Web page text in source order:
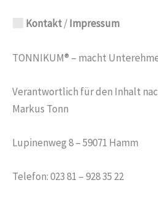
Kontakt/Impressum
TONNIKUM® – macht
Verantwortlich für den Inhalt
Markus Tonn
Lupinenweg 8 – 59071 Hamm
Telefon: 023 81 – 928 35 22